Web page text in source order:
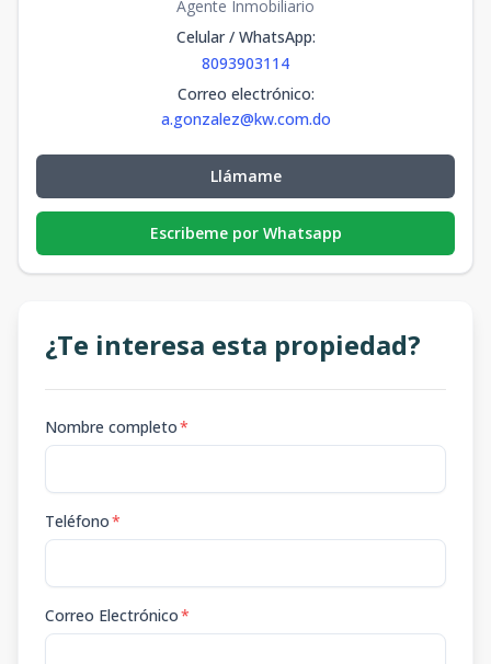
Agente Inmobiliario
Celular / WhatsApp:
8093903114
Correo electrónico:
a.gonzalez@kw.com.do
Llámame
Escribeme por Whatsapp
¿Te interesa esta propiedad?
Nombre completo*
Teléfono*
Correo Electrónico*